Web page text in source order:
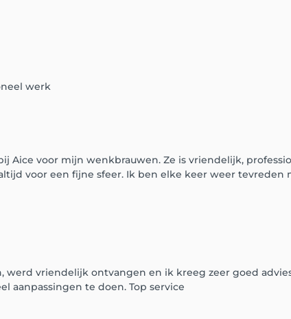
werk
Aice voor mijn wenkbrauwen. Ze is vriendelijk,
voor een fijne sfeer. Ik ben elke keer weer tevreden
werd vriendelijk ontvangen en ik kreeg zeer goed
aanpassingen te doen. Top service